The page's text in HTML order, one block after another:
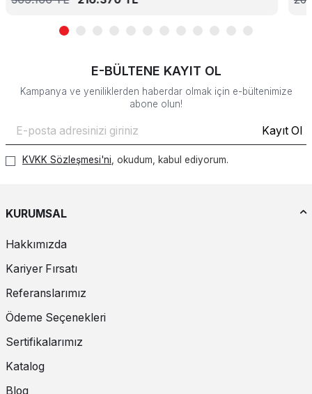
E-BÜLTENE KAYIT OL
Kampanya ve yeniliklerden haberdar olmak için e-bültenimize
abone olun!
Kayıt Ol
KVKK Sözleşmesi'ni, okudum, kabul ediyorum.
KURUMSAL
Hakkımızda
Kariyer Fırsatı
Referanslarımız
Ödeme Seçenekleri
Sertifikalarımız
Katalog
Blog